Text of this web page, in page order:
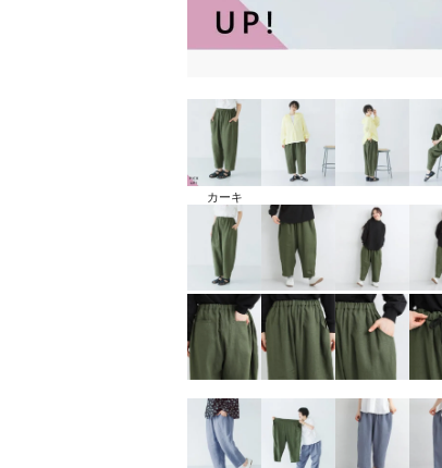
カーキ